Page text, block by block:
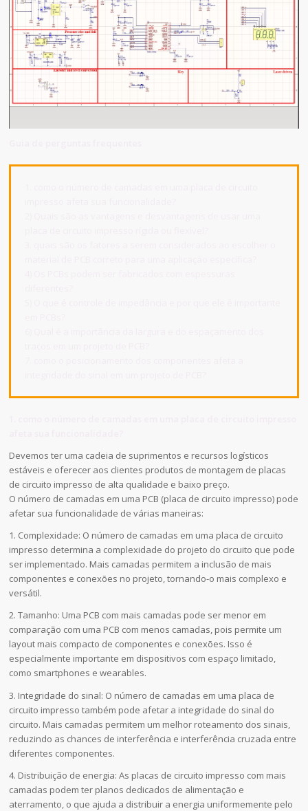
Devemos ter uma cadeia de suprimentos e recursos logísticos
estáveis e oferecer aos clientes produtos de montagem de placas
de circuito impresso de alta qualidade e baixo preço.
O número de camadas em uma PCB (placa de circuito impresso) pode
afetar sua funcionalidade de várias maneiras:
1. Complexidade: O número de camadas em uma placa de circuito
impresso determina a complexidade do projeto do circuito que pode
ser implementado. Mais camadas permitem a inclusão de mais
componentes e conexões no projeto, tornando-o mais complexo e
versátil.
2. Tamanho: Uma PCB com mais camadas pode ser menor em
comparação com uma PCB com menos camadas, pois permite um
layout mais compacto de componentes e conexões. Isso é
especialmente importante em dispositivos com espaço limitado,
como smartphones e wearables.
3. Integridade do sinal: O número de camadas em uma placa de
circuito impresso também pode afetar a integridade do sinal do
circuito. Mais camadas permitem um melhor roteamento dos sinais,
reduzindo as chances de interferência e interferência cruzada entre
diferentes componentes.
4. Distribuição de energia: As placas de circuito impresso com mais
camadas podem ter planos dedicados de alimentação e
aterramento, o que ajuda a distribuir a energia uniformemente pelo